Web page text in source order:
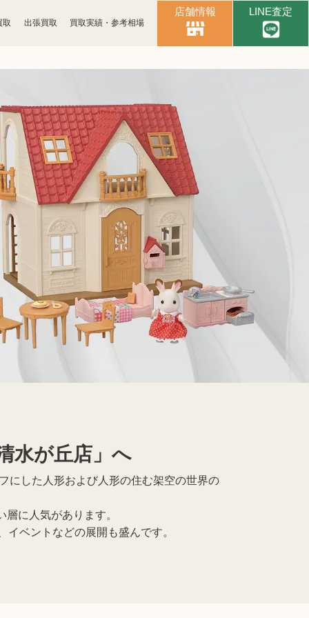
古銭買取 カメラ買取
スマホ買取 文具買取
金券買取
ヘッドホン買取
本買取 おもちゃ買取
Apple買取 レコード買取
取 出張買取 買取実績・参考相場
店舗情報 LINE査定
水が丘店」へ
にした人形および人形の住む架空の世界の
に人気があります。
ベントなどの展開も盛んです。